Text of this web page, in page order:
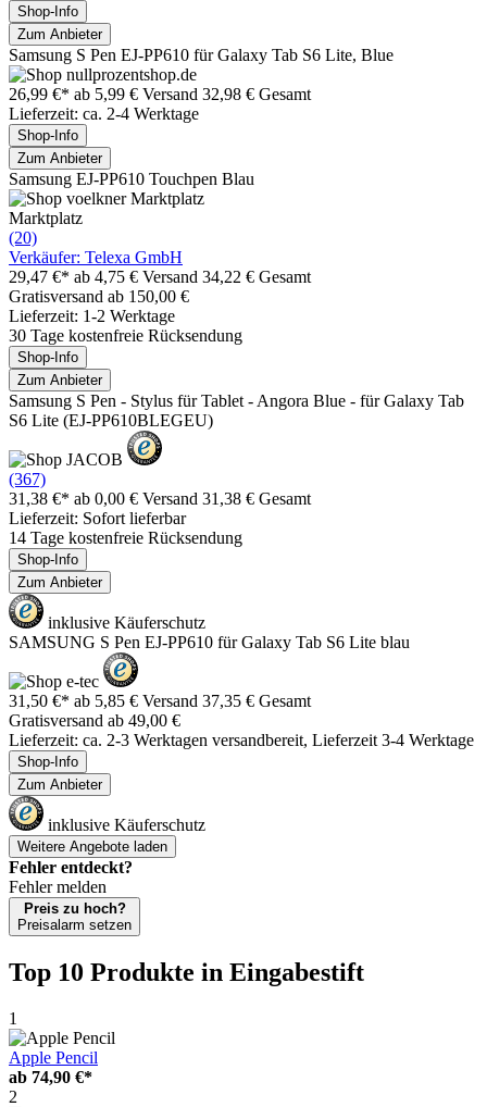
Shop-Info
Zum Anbieter
Samsung S Pen EJ-PP610 für Galaxy Tab S6 Lite, Blue
26,99 €* ab 5,99 € Versand 32,98 € Gesamt
Lieferzeit: ca. 2-4 Werktage
Shop-Info
Zum Anbieter
Samsung EJ-PP610 Touchpen Blau
Marktplatz
(20)
Verkäufer: Telexa GmbH
29,47 €* ab 4,75 € Versand 34,22 € Gesamt
Gratisversand ab 150,00 €
Lieferzeit: 1-2 Werktage
30 Tage kostenfreie Rücksendung
Shop-Info
Zum Anbieter
Samsung S Pen - Stylus für Tablet - Angora Blue - für Galaxy Tab
S6 Lite (EJ-PP610BLEGEU)
(367)
31,38 €* ab 0,00 € Versand 31,38 € Gesamt
Lieferzeit: Sofort lieferbar
14 Tage kostenfreie Rücksendung
Shop-Info
Zum Anbieter
inklusive Käuferschutz
SAMSUNG S Pen EJ-PP610 für Galaxy Tab S6 Lite blau
31,50 €* ab 5,85 € Versand 37,35 € Gesamt
Gratisversand ab 49,00 €
Lieferzeit: ca. 2-3 Werktagen versandbereit, Lieferzeit 3-4 Werktage
Shop-Info
Zum Anbieter
inklusive Käuferschutz
Weitere Angebote laden
Fehler entdeckt?
Fehler melden
Preis zu hoch?
Preisalarm setzen
Top 10 Produkte in Eingabestift
1
Apple Pencil
ab 74,90 €*
2